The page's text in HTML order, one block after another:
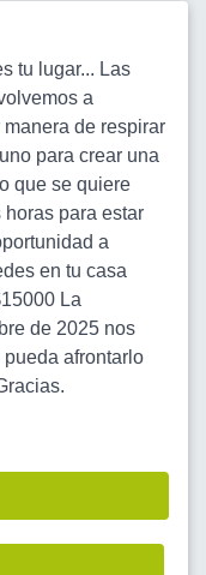
tu lugar... Las
a
de respirar
para crear una
que se quiere
para estar
a
en tu casa
La
de 2025 nos
afrontarlo